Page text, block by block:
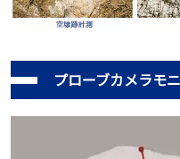
プローブカメラモ